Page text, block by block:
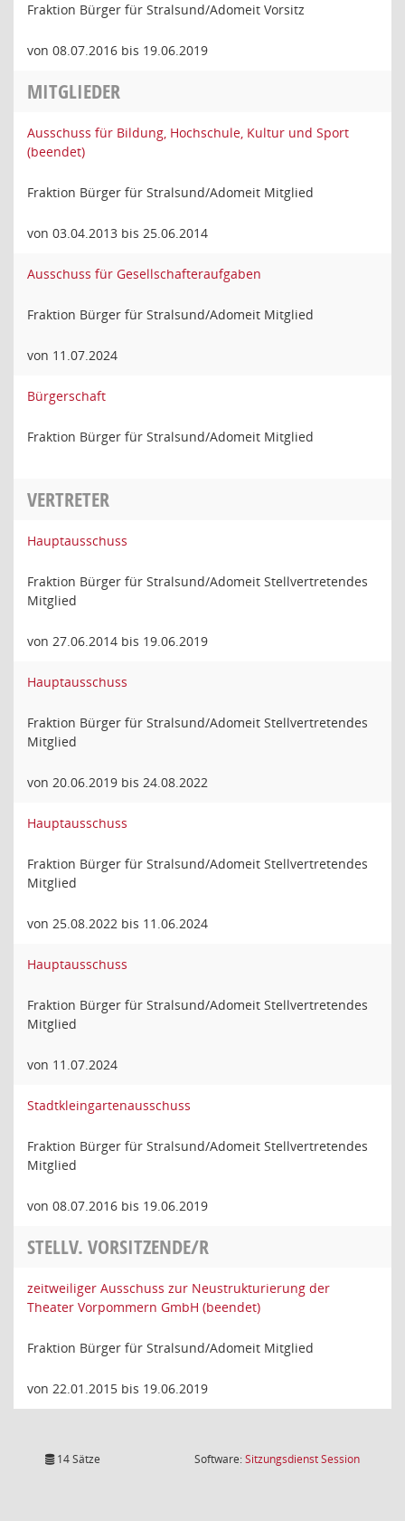
Fraktion Bürger für Stralsund/Adomeit Vorsitz
von 08.07.2016 bis 19.06.2019
MITGLIEDER
Ausschuss für Bildung, Hochschule, Kultur und Sport
(beendet)
Fraktion Bürger für Stralsund/Adomeit Mitglied
von 03.04.2013 bis 25.06.2014
Ausschuss für Gesellschafteraufgaben
Fraktion Bürger für Stralsund/Adomeit Mitglied
von 11.07.2024
Bürgerschaft
Fraktion Bürger für Stralsund/Adomeit Mitglied
VERTRETER
Hauptausschuss
Fraktion Bürger für Stralsund/Adomeit Stellvertretendes
Mitglied
von 27.06.2014 bis 19.06.2019
Hauptausschuss
Fraktion Bürger für Stralsund/Adomeit Stellvertretendes
Mitglied
von 20.06.2019 bis 24.08.2022
Hauptausschuss
Fraktion Bürger für Stralsund/Adomeit Stellvertretendes
Mitglied
von 25.08.2022 bis 11.06.2024
Hauptausschuss
Fraktion Bürger für Stralsund/Adomeit Stellvertretendes
Mitglied
von 11.07.2024
Stadtkleingartenausschuss
Fraktion Bürger für Stralsund/Adomeit Stellvertretendes
Mitglied
von 08.07.2016 bis 19.06.2019
STELLV. VORSITZENDE/R
zeitweiliger Ausschuss zur Neustrukturierung der
Theater Vorpommern GmbH (beendet)
Fraktion Bürger für Stralsund/Adomeit Mitglied
von 22.01.2015 bis 19.06.2019
14 Sätze Software:SitzungsdienstSession(Wird in